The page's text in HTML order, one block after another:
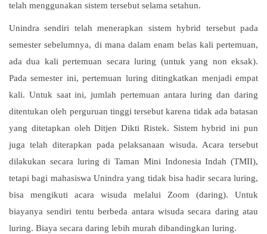
telah menggunakan sistem tersebut selama setahun.
Unindra sendiri telah menerapkan sistem hybrid tersebut pada
semester sebelumnya, di mana dalam enam belas kali pertemuan,
ada dua kali pertemuan secara luring (untuk yang non eksak).
Pada semester ini, pertemuan luring ditingkatkan menjadi empat
kali. Untuk saat ini, jumlah pertemuan antara luring dan daring
ditentukan oleh perguruan tinggi tersebut karena tidak ada batasan
yang ditetapkan oleh Ditjen Dikti Ristek. Sistem hybrid ini pun
juga telah diterapkan pada pelaksanaan wisuda. Acara tersebut
dilakukan secara luring di Taman Mini Indonesia Indah (TMII),
tetapi bagi mahasiswa Unindra yang tidak bisa hadir secara luring,
bisa mengikuti acara wisuda melalui Zoom (daring). Untuk
biayanya sendiri tentu berbeda antara wisuda secara daring atau
luring. Biaya secara daring lebih murah dibandingkan luring.